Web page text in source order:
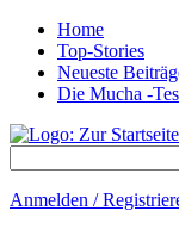
Home
Top-Stories
Neueste
Die Mucha -
Anmelden /